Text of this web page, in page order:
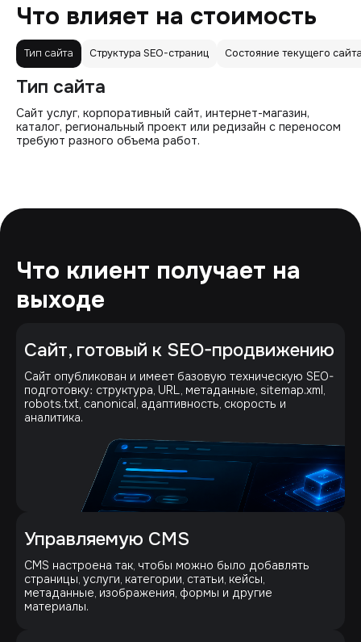
Что влияет на стоимость
Тип сайта Структура SEO-страниц Состояние текущего
Тип сайта
Сайт услуг, корпоративный сайт, интернет-магазин,
каталог, региональный проект или редизайн с переносом
требуют разного объема работ.
Что клиент получает на
выходе
Сайт, готовый к SEO-продвижению
Сайт опубликован и имеет базовую техническую SEO-
подготовку: структура, URL, метаданные, sitemap.xml,
robots.txt, canonical, адаптивность, скорость и
аналитика.
Управляемую CMS
CMS настроена так, чтобы можно было добавлять
страницы, услуги, категории, статьи, кейсы,
метаданные, изображения, формы и другие
материалы.